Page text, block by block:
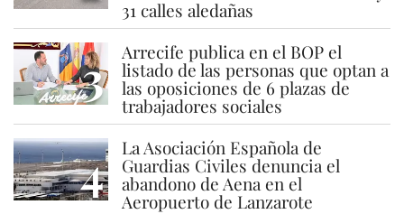
31 calles aledañas
3 Arrecife publica en el BOP el
listado de las personas que optan a
las oposiciones de 6 plazas de
trabajadores sociales
4 La Asociación Española de
Guardias Civiles denuncia el
abandono de Aena en el
Aeropuerto de Lanzarote